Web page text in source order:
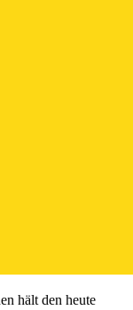
hält den heute